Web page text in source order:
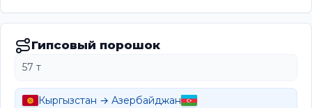
Гипсовый порошок
57 т
Кыргызстан → Азербайджан